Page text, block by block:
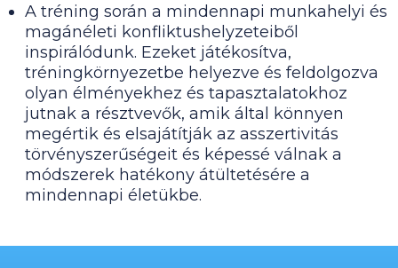
A tréning során a mindennapi munkahelyi és
magánéleti konfliktushelyzeteiből
inspirálódunk. Ezeket játékosítva,
tréningkörnyezetbe helyezve és feldolgozva
olyan élményekhez és tapasztalatokhoz
jutnak a résztvevők, amik által könnyen
megértik és elsajátítják az asszertivitás
törvényszerűségeit és képessé válnak a
módszerek hatékony átültetésére a
mindennapi életükbe.